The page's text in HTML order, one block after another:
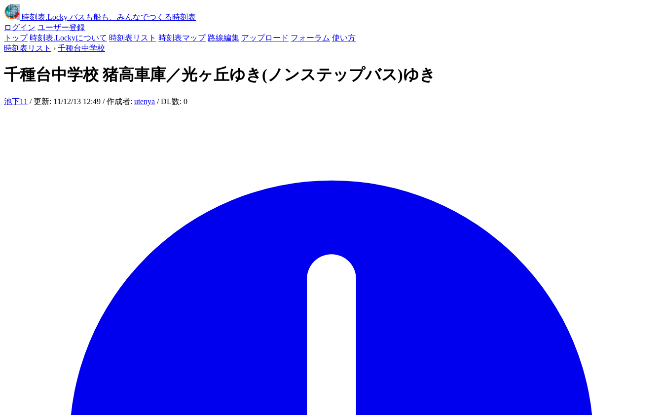
時刻表.Locky バスも船も、みんなでつくる時刻表
ログイン ユーザー登録
トップ 時刻表.Lockyについて 時刻表リスト 時刻表マップ 路線編集 アップロード フォーラム 使い方
時刻表リスト › 千種台中学校
千種台中学校 猪高車庫／光ヶ丘ゆき(ノンステップバス)ゆき
池下11 / 更新: 11/12/13 12:49 / 作成者: utenya / DL数: 0